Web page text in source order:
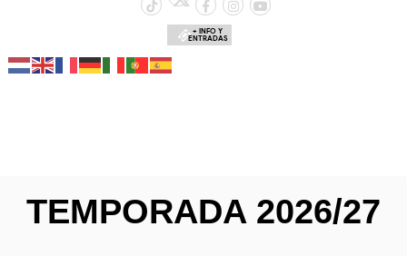
+ INFO Y
ENTRADAS
TEMPORADA 2026/27